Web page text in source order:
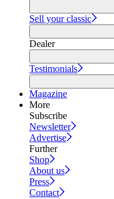
Sell your classic
Dealer
Testimonials
Magazine
More
Subscribe
Newsletter
Advertise
Further
Shop
About us
Press
Contact